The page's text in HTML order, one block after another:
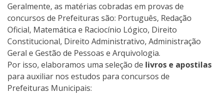
Geralmente, as matérias cobradas em provas de
concursos de Prefeituras são: Português, Redação
Oficial, Matemática e Raciocínio Lógico, Direito
Constitucional, Direito Administrativo, Administração
Geral e Gestão de Pessoas e Arquivologia.
Por isso, elaboramos uma seleção de livros e apostilas
para auxiliar nos estudos para concursos de
Prefeituras Municipais: